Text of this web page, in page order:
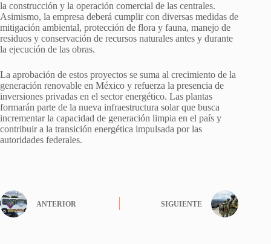
la construcción y la operación comercial de las centrales.
Asimismo, la empresa deberá cumplir con diversas medidas de
mitigación ambiental, protección de flora y fauna, manejo de
residuos y conservación de recursos naturales antes y durante
la ejecución de las obras.
La aprobación de estos proyectos se suma al crecimiento de la
generación renovable en México y refuerza la presencia de
inversiones privadas en el sector energético. Las plantas
formarán parte de la nueva infraestructura solar que busca
incrementar la capacidad de generación limpia en el país y
contribuir a la transición energética impulsada por las
autoridades federales.
ANTERIOR SIGUIENTE